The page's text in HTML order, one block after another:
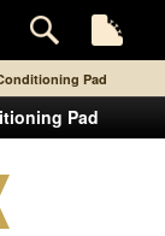
Pad
Pad